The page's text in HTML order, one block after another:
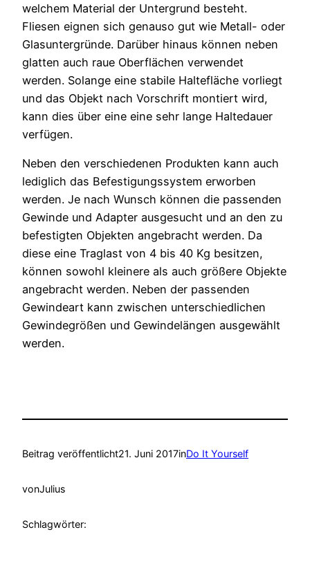
welchem Material der Untergrund besteht.
Fliesen eignen sich genauso gut wie Metall- oder
Glasuntergründe. Darüber hinaus können neben
glatten auch raue Oberflächen verwendet
werden. Solange eine stabile Haltefläche vorliegt
und das Objekt nach Vorschrift montiert wird,
kann dies über eine eine sehr lange Haltedauer
verfügen.
Neben den verschiedenen Produkten kann auch
lediglich das Befestigungssystem erworben
werden. Je nach Wunsch können die passenden
Gewinde und Adapter ausgesucht und an den zu
befestigten Objekten angebracht werden. Da
diese eine Traglast von 4 bis 40 Kg besitzen,
können sowohl kleinere als auch größere Objekte
angebracht werden. Neben der passenden
Gewindeart kann zwischen unterschiedlichen
Gewindegrößen und Gewindelängen ausgewählt
werden.
Beitrag veröffentlicht21. Juni 2017inDo It Yourself
vonJulius
Schlagwörter: